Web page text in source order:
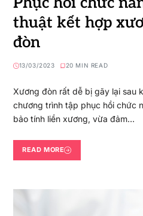
thuật kết hợp
đòn
13/03/2023 20 MIN READ
Xương đòn rất dễ bị gãy lại sau
chương trình tập phục hồi chức
bảo tính liền xương, vừa đảm…
READ MORE